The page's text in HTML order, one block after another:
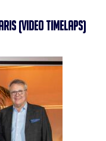
(VIDEO TIMELAPS)